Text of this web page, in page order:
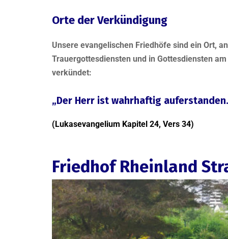
Orte der Verkündigung
Unsere evangelischen Friedhöfe sind ein Ort,
Trauergottesdiensten und in Gottesdiensten
verkündet:
„Der Herr ist wahrhaftig
(Lukasevangelium Kapitel 24, Vers 34)
Friedhof Rheinland